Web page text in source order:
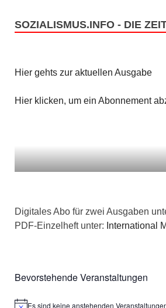
SOZIALISMUS.INFO - DIE
Hier gehts zur aktuellen Ausgabe
Hier klicken, um ein Abonnement
Digitales Abo für zwei Ausgaben
PDF-Einzelheft unter: International
Bevorstehende Veranstaltungen
Es sind keine anstehenden